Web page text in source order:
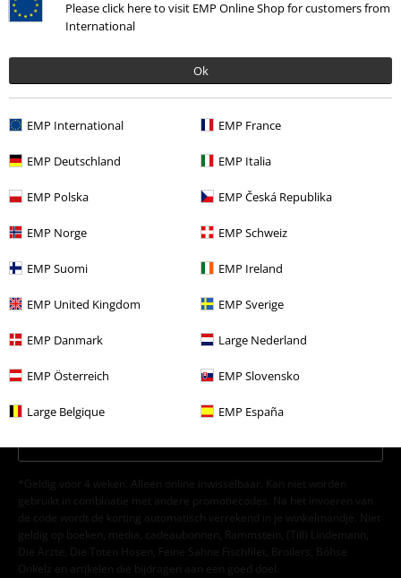
Please click here to visit EMP Online Shop for customers from
International
Ok
EMP International EMP France
EMP Deutschland EMP Italia
EMP Polska EMP Česká Republika
EMP Norge EMP Schweiz
EMP Suomi EMP Ireland
EMP United Kingdom EMP Sverige
EMP Danmark Large Nederland
EMP Österreich EMP Slovensko
Large Belgique EMP España
Band Merch Top Bands
E-mailnieuwsbrief
korting!Meer info
Ik geef hierbij toestemming om de Large-nieuwsbrief te ontvangen en ga
ermee akkoord dat Large Popmerchandising B.V. mijn persoonsgegevens
verwerkt om mij regelmatig te informeren over producten. Mijn
persoonsgegevens worden verwerkt in overeenstemming met de
bepalingen van het
. Ik kan mijn toestemming te allen tijde
intrekken, bijvoorbeeld door op de ‘afmelden’-link te klikken.
*Geldig voor 4 weken. Alleen online inwisselbaar. Kan niet worden
gebruikt in combinatie met andere promotiecodes. Na het invoeren van
de code wordt de korting automatisch verrekend in je winkelmandje. Niet
geldig op boeken, media, cadeaubonnen, Rammstein, (Till) Lindemann,
Die Ärzte, Die Toten Hosen, Feine Sahne Fischfilet, Broilers, Böhse
Onkelz en artikelen die bijdragen aan een goed doel.